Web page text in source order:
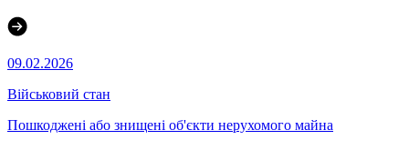
09.02.2026
Військовий стан
Пошкоджені або знищені об'єкти нерухомого майна